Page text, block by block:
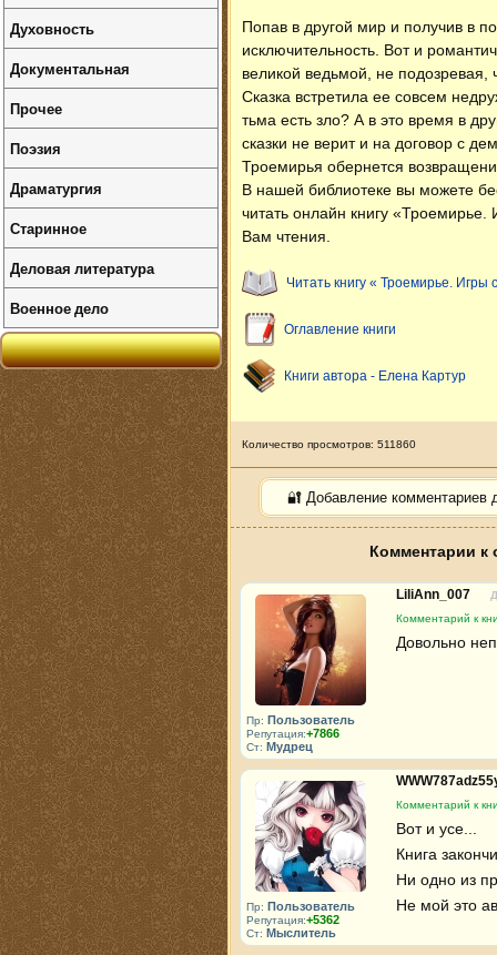
Попав в другой мир и получив в
исключительность. Вот и
великой ведьмой, не
Сказка встретила ее совсем
тьма есть зло? А в это время в
сказки не верит и на договор с
Троемирья обернется
В нашей библиотеке вы можете
читать онлайн книгу
Вам чтения.
Читать книгу « Троемирье. Игры
Оглавление книги
Книги автора - Елена Картур
Количество просмотров: 511860
🔐 Добавление комментариев
Комментарии к
Пр: Пользователь
Репутация:+7866
Ст: Мудрец
LiliAnn_007
Комментарий к
Довольно
Пр: Пользователь
Репутация:+5362
Ст: Мыслитель
Комментарий к
Вот и усе...
Книга
Ни одно из
Не мой это
Духовность
Документальная
Прочее
Поэзия
Драматургия
Старинное
Деловая литература
Военное дело